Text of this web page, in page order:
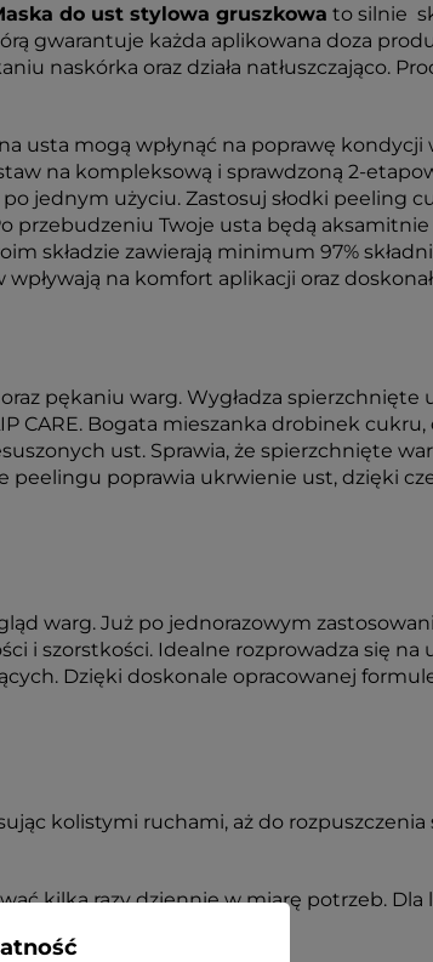
do ust stylowa gruszkowa to silnie
gwarantuje każda aplikowana doza
naskórka oraz działa natłuszczająco.
usta mogą wpłynąć na poprawę kondycji
na kompleksową i sprawdzoną 2-
jednym użyciu. Zastosuj słodki peeling
przebudzeniu Twoje usta będą
składzie zawierają minimum 97%
na komfort aplikacji oraz
pękaniu warg. Wygładza spierzchnięte
CARE. Bogata mieszanka drobinek
ust. Sprawia, że spierzchnięte
peelingu poprawia ukrwienie ust, dzięki
warg. Już po jednorazowym
i szorstkości. Idealne rozprowadza się na
Dzięki doskonale opracowanej
kolistymi ruchami, aż do rozpuszczenia
kilka razy dziennie w miarę potrzeb. Dla